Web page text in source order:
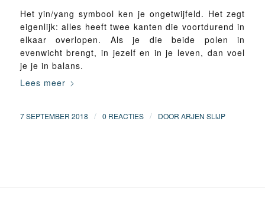
Het yin/yang symbool ken je ongetwijfeld. Het zegt
eigenlijk: alles heeft twee kanten die voortdurend in
elkaar overlopen. Als je die beide polen in
evenwicht brengt, in jezelf en in je leven, dan voel
je je in balans.
Lees meer
7 SEPTEMBER 2018 / 0 REACTIES / DOOR ARJEN SLIJP